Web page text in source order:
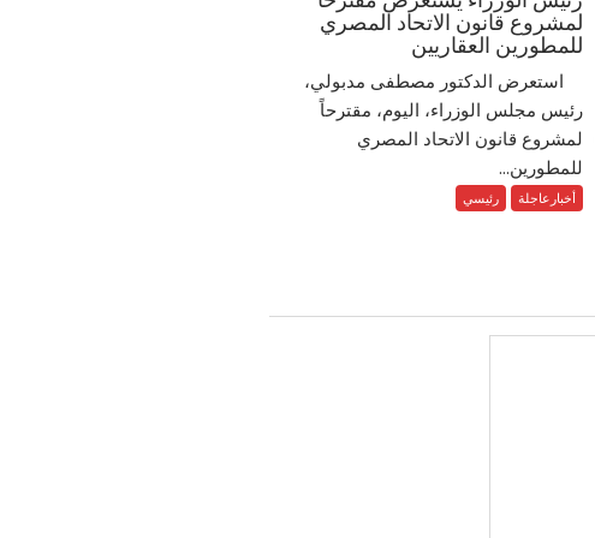
لمشروع قانون الاتحاد المصري
للمطورين العقاريين
استعرض الدكتور مصطفى مدبولي،
رئيس مجلس الوزراء، اليوم، مقترحاً
لمشروع قانون الاتحاد المصري
للمطورين...
أخبارعاجلة رئيسي